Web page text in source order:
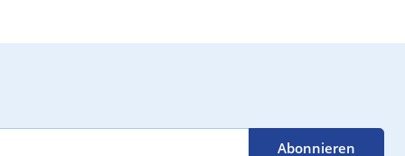
Abonnieren